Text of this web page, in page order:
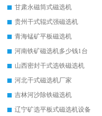
甘肃永磁筒式磁选机
贵州干式辊式强磁选机
青海锰矿平板磁选机
河南铁矿磁选机多少钱1台
山西密封干式选铁磁选机
河北干式磁选机厂家
吉林河沙除铁磁选机
辽宁矿选平板式磁选机设备